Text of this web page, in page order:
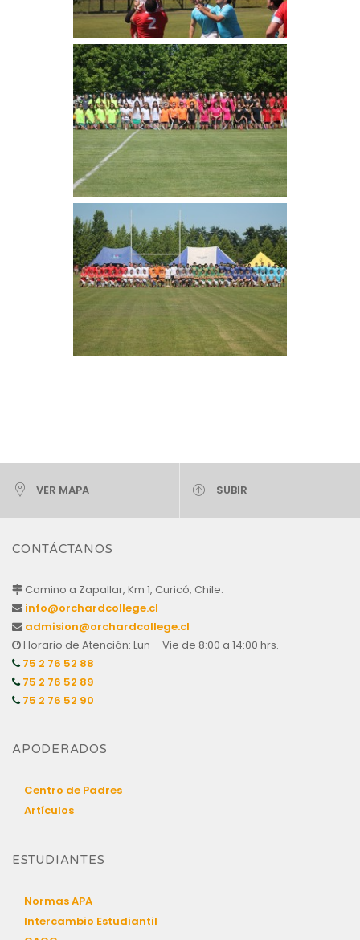
VER MAPA SUBIR
CONTÁCTANOS
Camino a Zapallar, Km 1, Curicó, Chile.
info@orchardcollege.cl
admision@orchardcollege.cl
Horario de Atención: Lun – Vie de 8:00 a 14:00 hrs.
75 2 76 52 88
75 2 76 52 89
75 2 76 52 90
APODERADOS
Centro de Padres
Artículos
ESTUDIANTES
Normas APA
Intercambio Estudiantil